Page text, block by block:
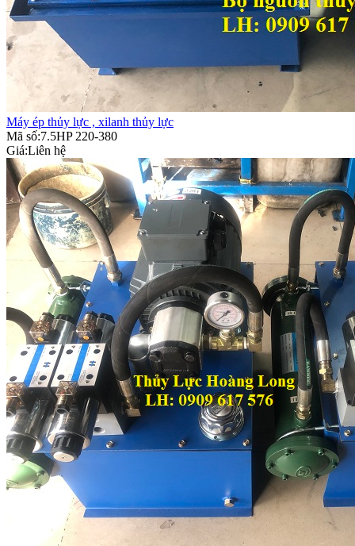
Máy ép thủy lực , xilanh thủy lực
Mã số:7.5HP 220-380
Giá:Liên hệ